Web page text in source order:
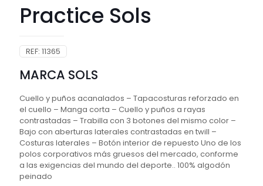
Practice Sols
REF: 11365
MARCA SOLS
Cuello y puños acanalados – Tapacosturas reforzado en
el cuello – Manga corta – Cuello y puños a rayas
contrastadas – Trabilla con 3 botones del mismo color –
Bajo con aberturas laterales contrastadas en twill –
Costuras laterales – Botón interior de repuesto Uno de los
polos corporativos más gruesos del mercado, conforme
a las exigencias del mundo del deporte.. 100% algodón
peinado